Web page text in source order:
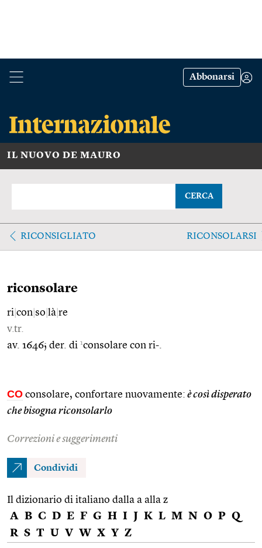
Abbonarsi
IL NUOVO DE MAURO
CERCA
RICONSIGLIATO RICONSOLARSI
riconsolare
ri con so là re
v.tr.
av. 1646; der. di 1consolare con ri-.
CO consolare, confortare nuovamente: è così disperato
che bisogna riconsolarlo
Correzioni e suggerimenti
Condividi
Il dizionario di italiano dalla a alla z
A B C D E F G H I J K L M N O P Q
R S T U V W X Y Z